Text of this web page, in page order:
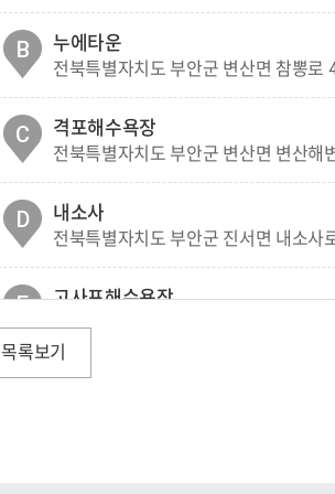
B 누에타운
전북특별자치도 부안군 변산면 참뽕로
C 격포해수욕장
전북특별자치도 부안군 변산면 변산해
D 내소사
전북특별자치도 부안군 진서면 내소사
E 고사포해수욕장
전북특별자치도 부안군 변산면 노루목
변산해수욕장
목록보기